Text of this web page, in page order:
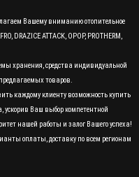
Вашему вниманию отопительное
DRAZICE ATTACK, OPOP, PROTHERM,
хранения, средства индивидуальной
товаров.
каждому клиенту возможность купить
ускорив Ваш выбор компетентной
нашей работы и залог Вашего успеха!
оплаты, доставку по всем регионам